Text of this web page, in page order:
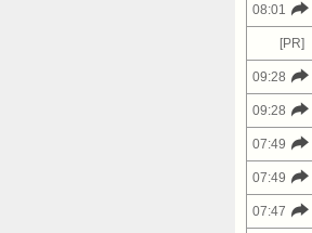
08:01
[PR]
09:28
09:28
07:49
07:49
07:47